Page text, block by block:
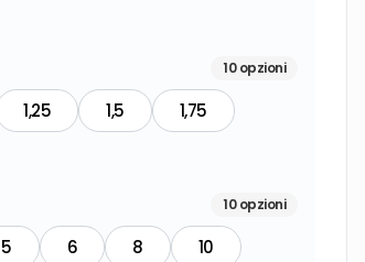
10 opzioni
1,25 1,5
1,75
10 opzioni
5 6 8
10